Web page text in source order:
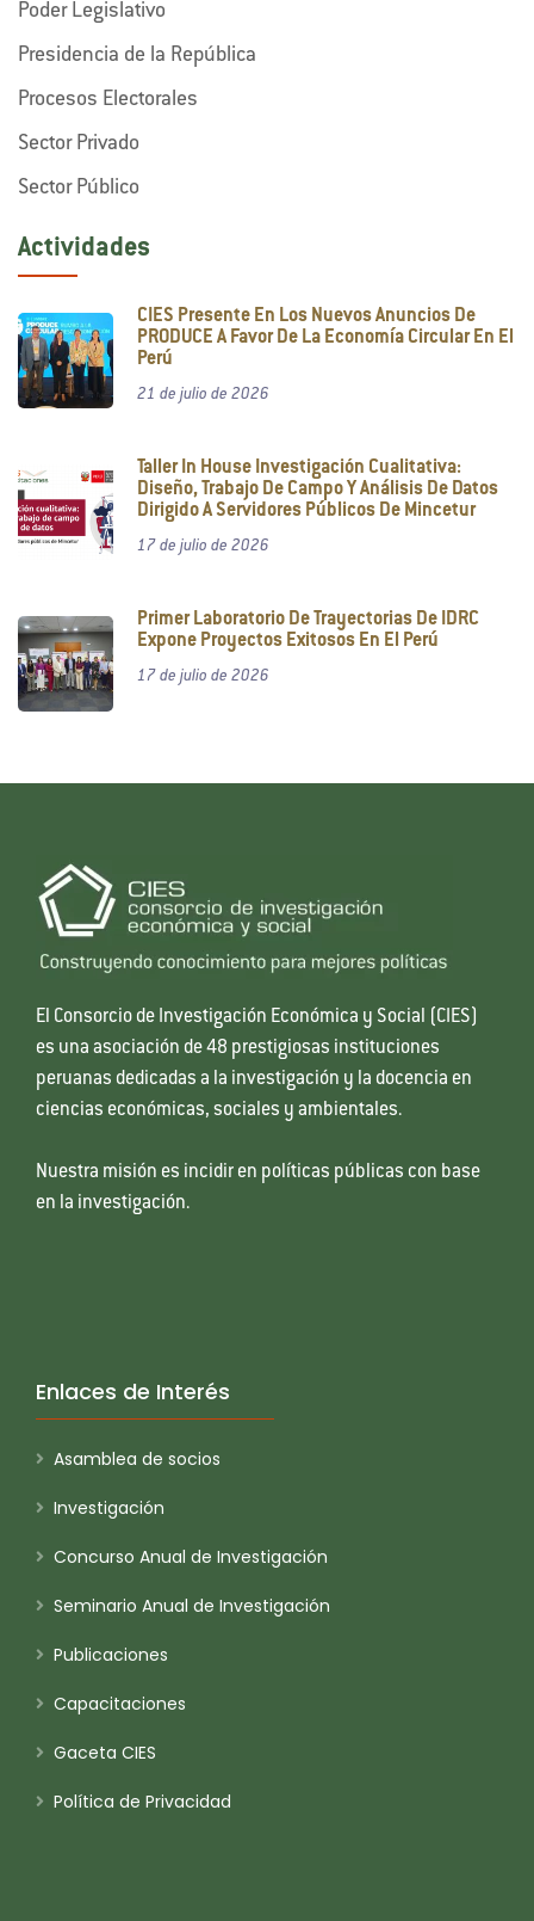
Poder Legislativo
Presidencia de la República
Procesos Electorales
Sector Privado
Sector Público
Actividades
CIES Presente En Los Nuevos Anuncios De
PRODUCE A Favor De La Economía Circular En El
Perú
21 de julio de 2026
Taller In House Investigación Cualitativa:
Diseño, Trabajo De Campo Y Análisis De Datos
Dirigido A Servidores Públicos De Mincetur
17 de julio de 2026
Primer Laboratorio De Trayectorias De IDRC
Expone Proyectos Exitosos En El Perú
17 de julio de 2026
El Consorcio de Investigación Económica y Social (CIES)
es una asociación de 48 prestigiosas instituciones
peruanas dedicadas a la investigación y la docencia en
ciencias económicas, sociales y ambientales.
Nuestra misión es incidir en políticas públicas con base
en la investigación.
Enlaces de Interés
Asamblea de socios
Investigación
Concurso Anual de Investigación
Seminario Anual de Investigación
Publicaciones
Capacitaciones
Gaceta CIES
Política de Privacidad